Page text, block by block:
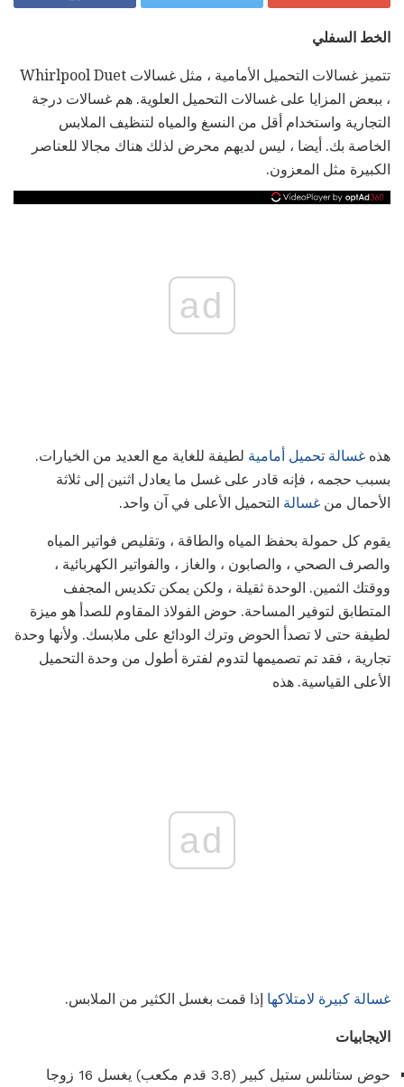
الخط السفلي
تتميز غسالات التحميل الأمامية ، مثل غسالات Whirlpool Duet
، ببعض المزايا على غسالات التحميل العلوية. هم غسالات درجة
التجارية واستخدام أقل من النسغ والمياه لتنظيف الملابس
الخاصة بك. أيضا ، ليس لديهم محرض لذلك هناك مجالا للعناصر
الكبيرة مثل المعزون.
ad
هذه غسالة تحميل أمامية لطيفة للغاية مع العديد من الخيارات.
بسبب حجمه ، فإنه قادر على غسل ما يعادل اثنين إلى ثلاثة
الأحمال من غسالة التحميل الأعلى في آن واحد.
يقوم كل حمولة بحفظ المياه والطاقة ، وتقليص فواتير المياه
والصرف الصحي ، والصابون ، والغاز ، والفواتير الكهربائية ،
ووقتك الثمين. الوحدة ثقيلة ، ولكن يمكن تكديس المجفف
المتطابق لتوفير المساحة. حوض الفولاذ المقاوم للصدأ هو ميزة
لطيفة حتى لا تصدأ الحوض وترك الودائع على ملابسك. ولأنها وحدة
تجارية ، فقد تم تصميمها لتدوم لفترة أطول من وحدة التحميل
الأعلى القياسية. هذه
ad
غسالة كبيرة لامتلاكها إذا قمت بغسل الكثير من الملابس.
الايجابيات
حوض ستانلس ستيل كبير (3.8 قدم مكعب) يغسل 16 زوجا